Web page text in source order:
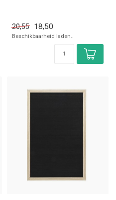
20,55 18,50
Beschikbaarheid laden..